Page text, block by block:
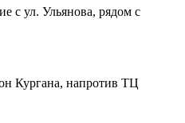
с ул. Ульянова, рядом с
Кургана, напротив ТЦ